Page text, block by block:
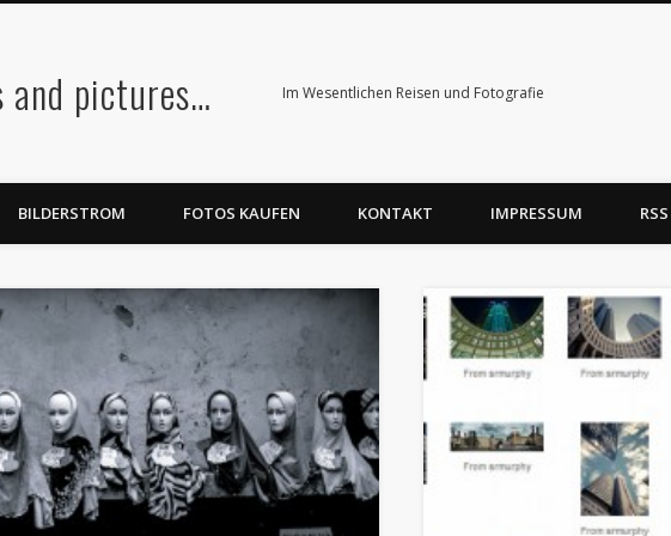
and pictures… Im Wesentlichen Reisen und Fotografie
BILDERSTROM FOTOS KAUFEN KONTAKT IMPRESSUM